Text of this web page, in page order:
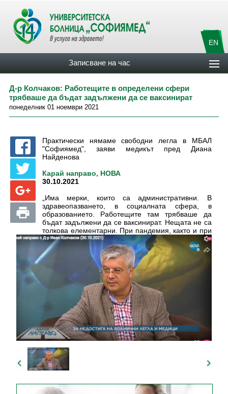
EN
Записване на час
Д-р Колчаков: Работещите в определени сфери
трябваше да бъдат задължени да се ваксинират
понеделник 01 ноември 2021
Практически нямаме свободни легла в МБАЛ
"Софиямед", заяви медикът пред Диана
Найденова
Карай направо, НОВА
30.10.2021
„Има мерки, които са административни. В
здравеопазването, в социалната сфера, в
образованието. Работещите там трябваше да
бъдат задължени да се ваксинират. Нещата не са
толкова елементарни. При пандемия, както и при